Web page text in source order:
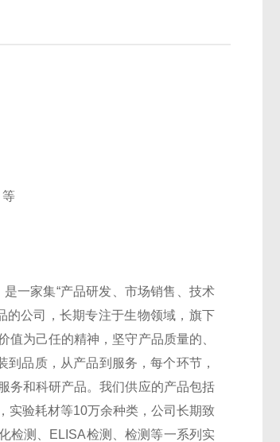
等
一家集“产品研发、市场销售、技术
的公司，长期专注于生物领域，旗下
为己任的精神，坚守产品质量的、
品质，从产品到服务，每个环节，
务和科研产品。我们供应的产品包括
实验耗材等10万余种类，公司长期致
检测、ELISA检测、检测等一系列实